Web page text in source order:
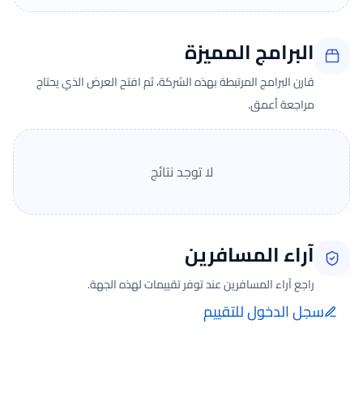
البرامج المميزة
قارن البرامج المرتبطة بهذه الشركة، ثم افتح العرض الذي يحتاج
مراجعة أعمق.
لا توجد نتائج
آراء المسافرين
راجع آراء المسافرين عند توفر تقييمات لهذه الجهة.
سجل الدخول للتقييم